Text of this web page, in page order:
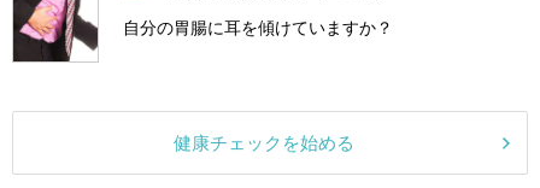
自分の胃腸に耳を傾けていますか？
健康チェックを始める